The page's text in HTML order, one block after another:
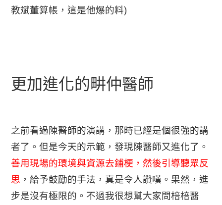
教斌董算帳，這是他爆的料)
更加進化的畊仲醫師
之前看過陳醫師的演講，那時已經是個很強的講
者了。但是今天的示範，發現陳醫師又進化了。
善用現場的環境與資源去鋪梗，然後引導聽眾反
思 ，給予鼓勵的手法，真是令人讚嘆。果然，進
步是沒有極限的。不過我很想幫大家問棓棓醫